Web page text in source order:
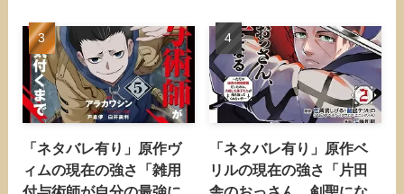
「ネタバレ有り」原作ヴ
ィムの現在の強さ「雑用
「ネタバレ有り」原作ベ
リルの現在の強さ「片田